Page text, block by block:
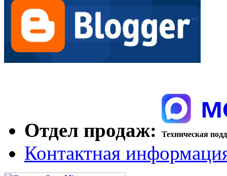
Отдел продаж: Техническая
Контактная